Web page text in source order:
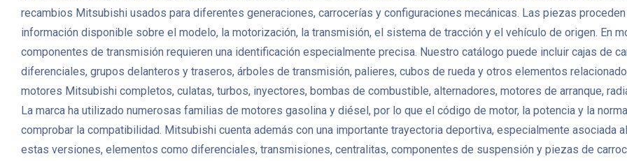
recambios Mitsubishi usados para diferentes generaciones, carrocerías y configuraciones mecánicas. Las piezas
información disponible sobre el modelo, la motorización, la transmisión, el sistema de tracción y el vehículo de origen. En
componentes de transmisión requieren una identificación especialmente precisa. Nuestro catálogo puede incluir cajas de
diferenciales, grupos delanteros y traseros, árboles de transmisión, palieres, cubos de rueda y otros elementos
motores Mitsubishi completos, culatas, turbos, inyectores, bombas de combustible, alternadores, motores de arranque,
La marca ha utilizado numerosas familias de motores gasolina y diésel, por lo que el código de motor, la potencia y la
comprobar la compatibilidad. Mitsubishi cuenta además con una importante trayectoria deportiva, especialmente asociada
estas versiones, elementos como diferenciales, transmisiones, centralitas, componentes de suspensión y piezas de